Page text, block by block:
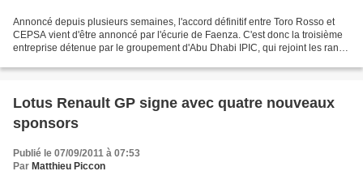
Annoncé depuis plusieurs semaines, l'accord définitif entre Toro Rosso et
CEPSA vient d'être annoncé par l'écurie de Faenza. C'est donc la troisième
entreprise détenue par le groupement d'Abu Dhabi IPIC, qui rejoint les rangs
Lotus Renault GP signe avec quatre nouveaux
sponsors
Publié le 07/09/2011 à 07:53
Par Matthieu Piccon